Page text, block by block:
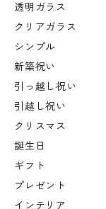
透明ガラス
クリアガラス
シンプル
新築祝い
引っ越し祝い
引越し祝い
クリスマス
誕生日
ギフト
プレゼント
インテリア